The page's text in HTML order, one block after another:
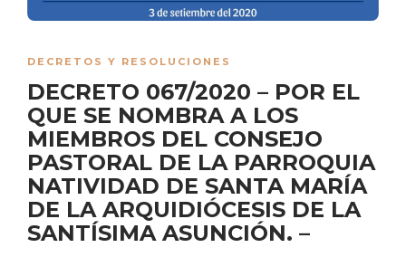
DECRETOS Y RESOLUCIONES
DECRETO 067/2020 – POR EL
QUE SE NOMBRA A LOS
MIEMBROS DEL CONSEJO
PASTORAL DE LA PARROQUIA
NATIVIDAD DE SANTA MARÍA
DE LA ARQUIDIÓCESIS DE LA
SANTÍSIMA ASUNCIÓN. –